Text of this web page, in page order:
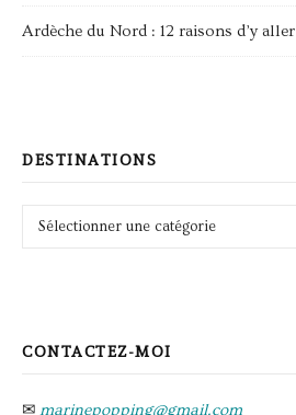
Ardèche du Nord : 12 raisons d’y aller
DESTINATIONS
Destinations
CONTACTEZ-MOI
✉ marinepopping@gmail.com